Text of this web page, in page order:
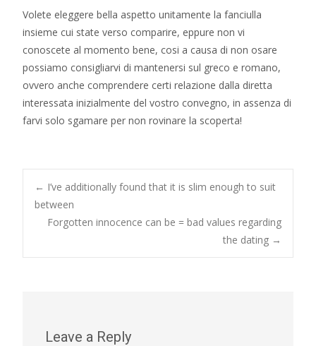
Volete eleggere bella aspetto unitamente la fanciulla
insieme cui state verso comparire, eppure non vi
conoscete al momento bene, cosi a causa di non osare
possiamo consigliarvi di mantenersi sul greco e romano,
ovvero anche comprendere certi relazione dalla diretta
interessata inizialmente del vostro convegno, in assenza di
farvi solo sgamare per non rovinare la scoperta!
Post
navigation
← I’ve additionally found that it is slim enough to suit
between
Forgotten innocence can be = bad values regarding
the dating →
Leave a Reply